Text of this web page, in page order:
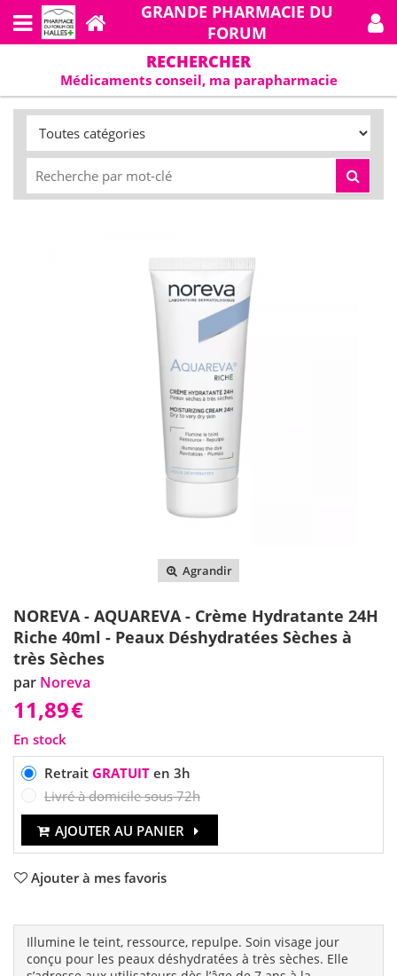
GRANDE PHARMACIE DU
FORUM
RECHERCHER
Médicaments conseil, ma parapharmacie
Agrandir
NOREVA - AQUAREVA - Crème Hydratante 24H
Riche 40ml - Peaux Déshydratées Sèches à
très Sèches
par Noreva
11,89€
En stock
Retrait GRATUITen 3h
Livré à domicile sous 72h
AJOUTER AU PANIER
Ajouter à mes favoris
Illumine le teint, ressource, repulpe. Soin visage jour
conçu pour les peaux déshydratées à très sèches. Elle